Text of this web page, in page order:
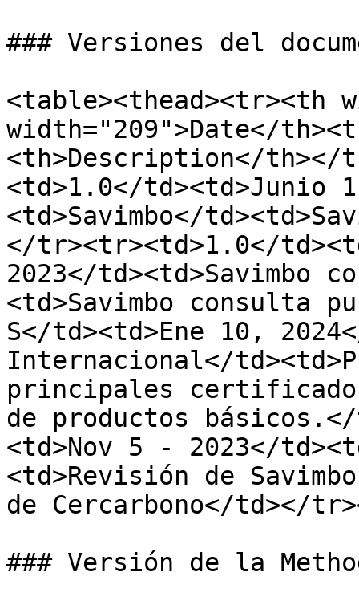
### Versiones del
<table><thead><tr><th
width="209">Date</
<th>Description</th></
<td>1.0</td><td>Junio
<td>Savimbo</
</tr><tr><td>1.0</
2023</td><td>Savimbo
<td>Savimbo consulta
S</td><td>Ene 10,
Internacional</
principales
de productos
<td>Nov 5 - 2023</
<td>Revisión de
de Cercarbono</td></
### Versión de la